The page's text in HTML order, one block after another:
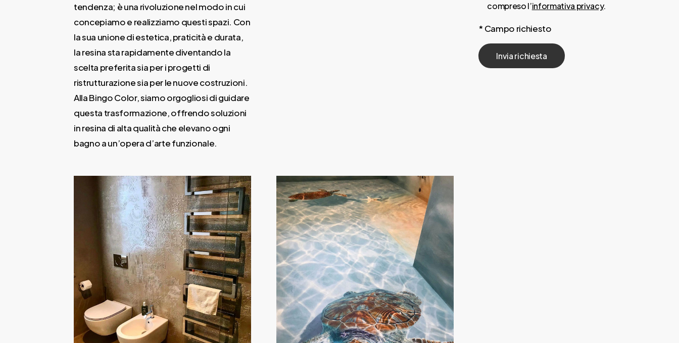
tendenza; è una rivoluzione nel modo in cui
concepiamo e realizziamo questi spazi. Con
la sua unione di estetica, praticità e durata,
la resina sta rapidamente diventando la
scelta preferita sia per i progetti di
ristrutturazione sia per le nuove costruzioni.
Alla Bingo Color, siamo orgogliosi di guidare
questa trasformazione, offrendo soluzioni
in resina di alta qualità che elevano ogni
bagno a un’opera d’arte funzionale.
compreso l’informativa privacy.
* Campo richiesto